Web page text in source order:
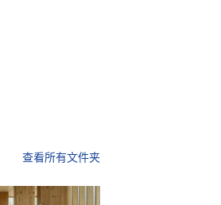
查看所有文件夹